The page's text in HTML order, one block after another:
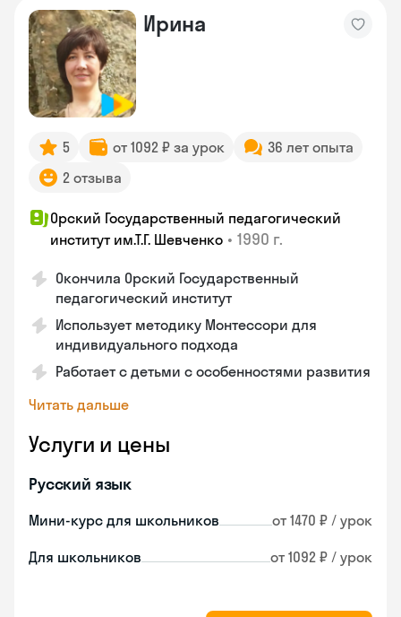
Ирина
5 от 1092 ₽ за урок
36 лет опыта
2 отзыва
Орский Государственный педагогический
институт им.Т.Г. Шевченко • 1990 г.
Окончила Орский Государственный
педагогический институт
Использует методику Монтессори для
индивидуального подхода
Работает с детьми с особенностями развития
Читать дальше
Услуги и цены
Русский язык
Мини-курс для школьников от 1470 ₽ / урок
Для школьников от 1092 ₽ / урок